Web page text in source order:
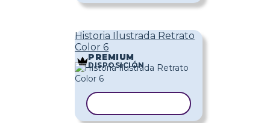
Historia Ilustrada Retrato
Color 6
PREMIUM
DISPOSICIÓN